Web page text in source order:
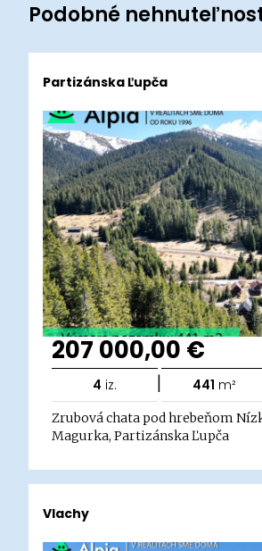
Podobné
Partizánska Ľupča
207 000,00 €
4 iz. | 441 m²
Zrubová chata pod hrebeňom
Magurka, Partizánska Ľupča
Vlachy